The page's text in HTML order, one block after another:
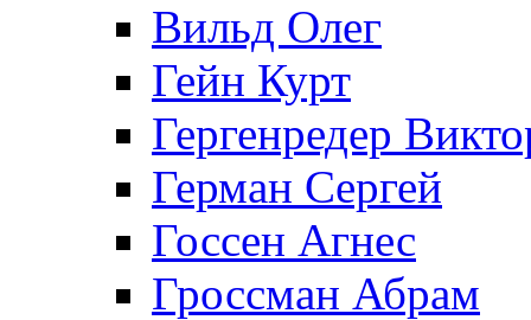
Вильд Олег
Гейн Курт
Гергенредер
Герман Сергей
Госсен Агнес
Гроссман Абрам